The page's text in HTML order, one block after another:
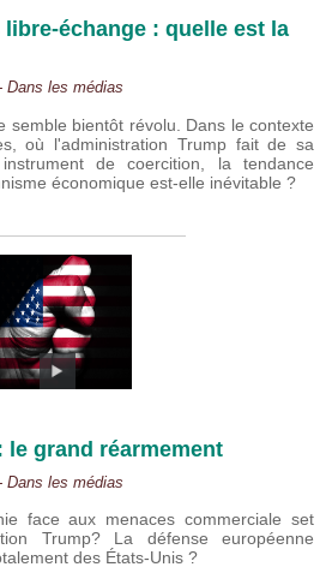
échange : quelle est la
Dans les médias
semble bientôt révolu. Dans le contexte
où l'administration Trump fait de sa
de coercition, la tendance
économique est-elle inévitable ?
le grand réarmement
Dans les médias
face aux menaces commerciale set
Trump? La défense européenne
des États-Unis ?